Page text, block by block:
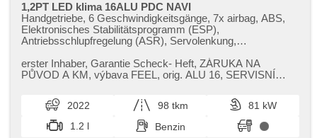
1,2PT LED klima 16ALU PDC NAVI
Handgetriebe, 6 Geschwindigkeitsgänge, 7x airbag, ABS,
Elektronisches Stabilitätsprogramm (ESP),
Antriebsschlupfregelung (ASR), Servolenkung,
erfüllt 'EURO VI', Bordcomputer, hlasové ovládání palubního
počítače, dotykové ovládání palubního počítače, Navigation,
Scheibenwischersensor, Lenkrad einstellbar,
Multifunktionslenkrad, Beifahrerairbagdeaktivierung, Android
Auto, Apple CarPlay, Bluetooth, Dachträger, El.
Klappspiegel, El. Spiegel, samostmívací zrcátka,
erster Inhaber,​ Garantie Scheck​- Heft,​ ZÁRUKA NA
PŮVOD A KM,​ výbava FEEL,​ orig. ALU 16,​ SERVISNÍ
2022 98 tkm
81 kW
1.2 l
Benzin